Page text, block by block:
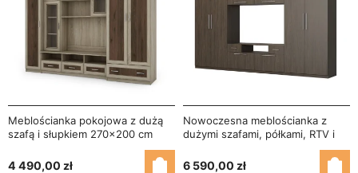
Meblościanka pokojowa z dużą
szafą i słupkiem 270×200 cm
Sonoma Jasna / Orzech Okapi –
BOSMAN
4 490,00 zł
Nowoczesna meblościanka z
dużymi szafami, półkami, RTV i
szufladami 350×227 cm Dąb
Windmill Dark – SCANDI
6 590,00 zł